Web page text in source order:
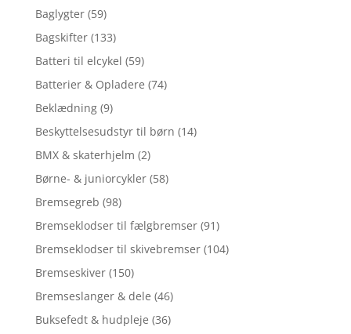
Baglygter (59)
Bagskifter (133)
Batteri til elcykel (59)
Batterier & Opladere (74)
Beklædning (9)
Beskyttelsesudstyr til børn (14)
BMX & skaterhjelm (2)
Børne- & juniorcykler (58)
Bremsegreb (98)
Bremseklodser til fælgbremser (91)
Bremseklodser til skivebremser (104)
Bremseskiver (150)
Bremseslanger & dele (46)
Buksefedt & hudpleje (36)